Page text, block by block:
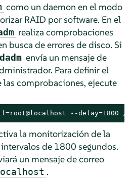
como un daemon en el modo
RAID por software. En el
realiza comprobaciones
busca de errores de disco. Si
envía un mensaje de
Para definir el
comprobaciones, ejecute
--delay=1800 /
la monitorización de la
de 1800 segundos.
un mensaje de correo
.